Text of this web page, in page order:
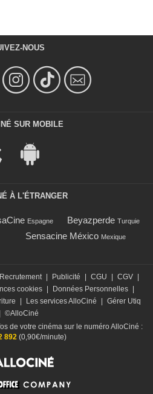
NOUS
SUR MOBILE
À L'ÉTRANGER
Espagne Beyazperde Turquie
Sensacine México Mexique
Recrutement | Publicité | CGU | CGV |
cookies | Données Personnelles |
| Les services AlloCiné | Gérer Utiq
©AlloCiné
de votre cinéma sur le numéro AlloCiné :
892 (0,90€/minute)